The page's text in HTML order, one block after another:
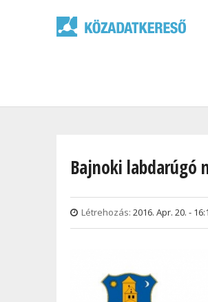
Bajnoki labdarúgó
Létrehozás: 2016. Apr. 20. -